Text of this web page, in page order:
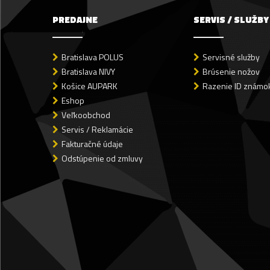
PREDAJNE
Bratislava POLUS
Bratislava NIVY
Košice AUPARK
Eshop
Veľkoobchod
Servis / Reklamácie
Fakturačné údaje
Odstúpenie od zmluvy
SERVIS / SLUŽBY
Servisné služby
Brúsenie nožov
Razenie ID